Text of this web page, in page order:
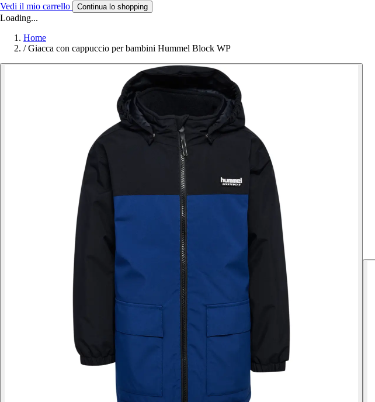
Vedi il mio carrello Continua lo shopping
Loading...
Home
/ Giacca con cappuccio per bambini Hummel Block WP